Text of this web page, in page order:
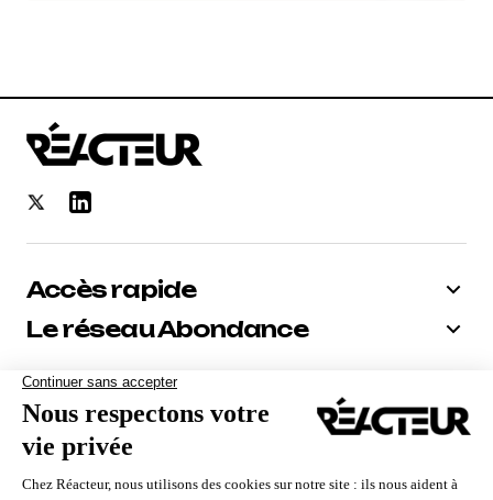
Accès rapide
Le réseau Abondance
Bénéficiez de -10% sur tous nos
abonnements
Recevoir le code